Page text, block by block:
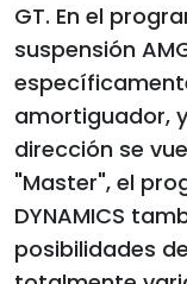
GT. En el
suspensión
amortiguador,
dirección se
"Master", el
DYNAMICS
posibilidades